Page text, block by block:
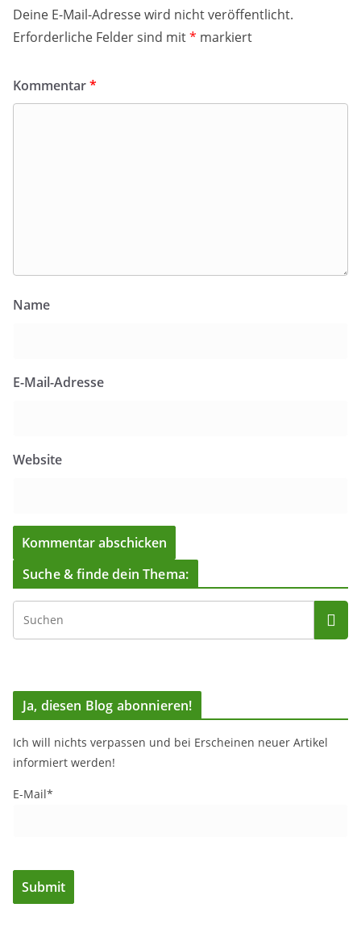
Deine E-Mail-Adresse wird nicht veröffentlicht.
Erforderliche Felder sind mit* markiert
Kommentar*
Name
E-Mail-Adresse
Website
Suche & finde dein Thema:
Ja, diesen Blog abonnieren!
Ich will nichts verpassen und bei Erscheinen neuer Artikel
informiert werden!
E-Mail*